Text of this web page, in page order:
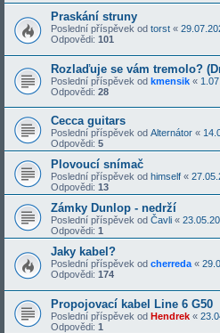
Praskání struny
Poslední příspěvek od torst «
Odpovědi: 101
Rozlaďuje se vám tremolo?
Poslední příspěvek od kmensik «
Odpovědi: 28
Cecca guitars
Poslední příspěvek od Alternátor «
Odpovědi: 5
Plovoucí snímač
Poslední příspěvek od himself «
Odpovědi: 13
Zámky Dunlop - nedrží
Poslední příspěvek od Čavli «
Odpovědi: 1
Jaky kabel?
Poslední příspěvek od cherreda «
Odpovědi: 174
Propojovací kabel Line 6 G50
Poslední příspěvek od Hendrek «
Odpovědi: 1